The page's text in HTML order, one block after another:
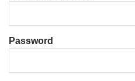
Password